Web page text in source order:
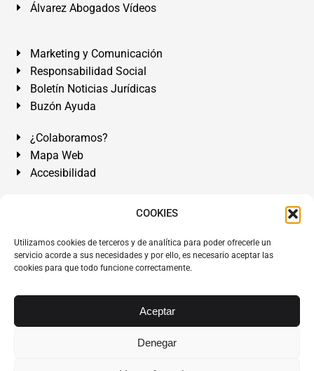
COOKIES
Utilizamos cookies de terceros y de analítica para poder ofrecerle un
servicio acorde a sus necesidades y por ello, es necesario aceptar las
cookies para que todo funcione correctamente.
Aceptar
Denegar
Álvarez Abogados Vídeos
Marketing y Comunicación
Responsabilidad Social
Boletín Noticias Jurídicas
Buzón Ayuda
¿Colaboramos?
Mapa Web
Accesibilidad
Álvarez Abogados Tenerife:Calle Teobaldo Power Nº 7,
de Tenerife. Islas Canarias.
Somos Abogados especialistas del Derecho desde 1954.
Tenerife Sur Mejores Abogados Tenerife
Abogados colegiados y ejercientes del ICATF.